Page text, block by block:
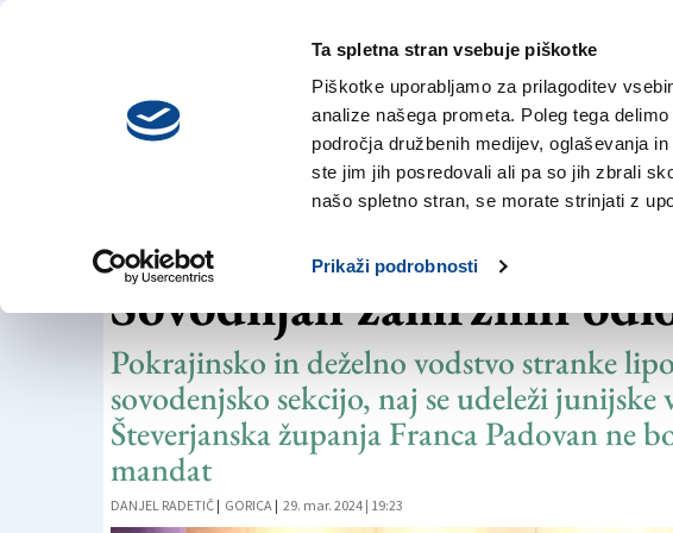
Ta spletna stran vsebuje piškotke
Piškotke uporabljamo za prilagoditev
analize našega prometa. Poleg tega
področja družbenih medijev, oglaševanja
ste jim jih posredovali ali pa so jih zbrali
našo spletno stran, se morate strinjati z
Prikaži podrobnosti
nedelja,
2. avgusta 2026
NOVICE
SSk s kandidatom v
Sovodnjah zamrznili
Pokrajinsko in deželno vodstvo stranke
sovodenjsko sekcijo, naj se udeleži
Števerjanska županja Franca Padovan ne
mandat
DANJEL RADETIČ | GORICA | 29. mar. 2024 | 19:23